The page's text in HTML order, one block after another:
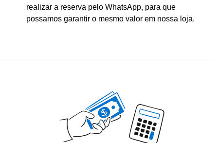
realizar a reserva pelo WhatsApp, para que
possamos garantir o mesmo valor em nossa loja.